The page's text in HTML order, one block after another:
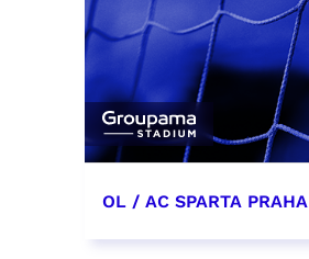
OL / AC SPARTA PRAHA